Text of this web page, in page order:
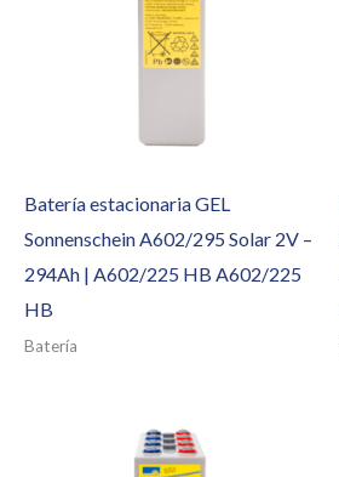
Batería estacionaria GEL
Sonnenschein A602/295 Solar 2V –
294Ah | A602/225 HB A602/225
HB
Batería